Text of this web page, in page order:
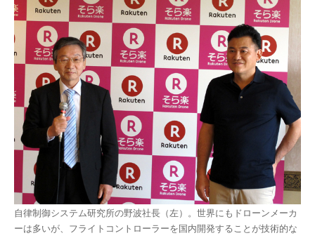
自律制御システム研究所の野波社長（左）。世界にもドローンメーカ
ーは多いが、フライトコントローラーを国内開発することが技術的な